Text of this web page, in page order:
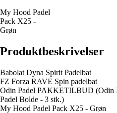
My Hood Padel
Pack X25 -
Grøn
Produktbeskrivelser
Babolat Dyna Spirit Padelbat
FZ Forza RAVE Spin padelbat
Odin Padel PAKKETILBUD (Odin
Padel Bolde - 3 stk.)
My Hood Padel Pack X25 - Grøn